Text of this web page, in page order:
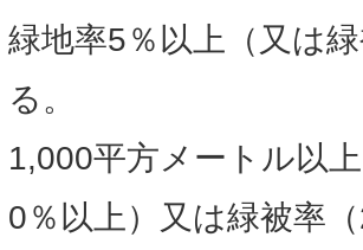
緑地率5％以上（又は
る。
1,000平方メートル以
0％以上）又は緑被率